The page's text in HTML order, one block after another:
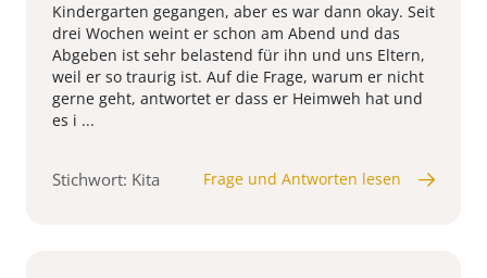
Kindergarten gegangen, aber es war dann okay. Seit
drei Wochen weint er schon am Abend und das
Abgeben ist sehr belastend für ihn und uns Eltern,
weil er so traurig ist. Auf die Frage, warum er nicht
gerne geht, antwortet er dass er Heimweh hat und
es i ...
Stichwort: Kita Frage und Antworten lesen